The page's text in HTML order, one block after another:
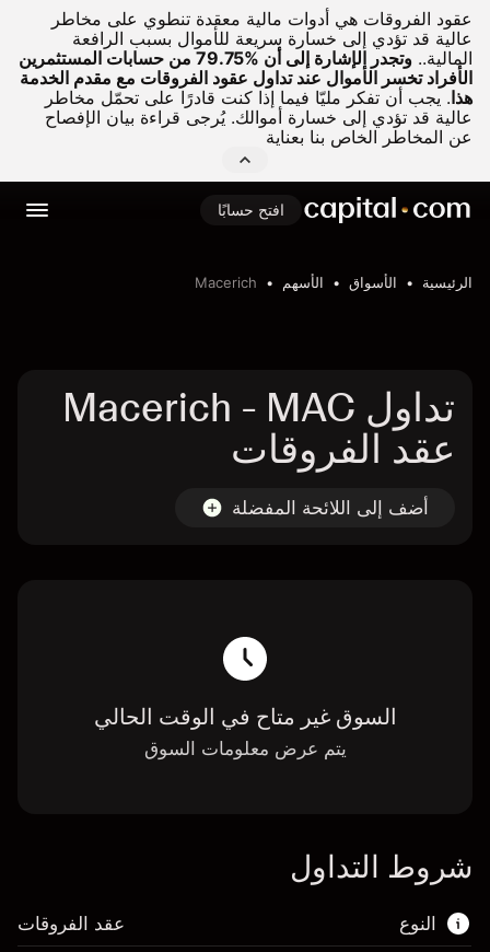
عقود الفروقات هي أدوات مالية معقدة تنطوي على مخاطر
عالية قد تؤدي إلى خسارة سريعة للأموال بسبب الرافعة
المالية..
وتجدر الإشارة إلى أن %79.75 من حسابات المستثمرين
الأفراد تخسر الأموال عند تداول عقود الفروقات مع مقدم الخدمة
هذا. يجب أن تفكر مليّا فيما إذا كنت قادرًا على تحمّل مخاطر
عالية قد تؤدي إلى خسارة أموالك. يُرجى قراءة بيان الإفصاح
عن المخاطر الخاص بنا بعناية
افتح حسابًا
الرئيسية الأسواق الأسهم Macerich
تداول Macerich - MAC
عقد الفروقات
أضف إلى اللائحة المفضلة
السوق غير متاح في الوقت الحالي
يتم عرض معلومات السوق
شروط التداول
النوع عقد الفروقات